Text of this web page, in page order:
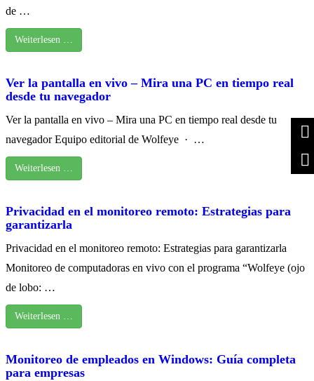
de …
Weiterlesen …
Ver la pantalla en vivo – Mira una PC en tiempo real
desde tu navegador
Ver la pantalla en vivo – Mira una PC en tiempo real desde tu
navegador Equipo editorial de Wolfeye · …
Weiterlesen …
Privacidad en el monitoreo remoto: Estrategias para
garantizarla
Privacidad en el monitoreo remoto: Estrategias para garantizarla
Monitoreo de computadoras en vivo con el programa “Wolfeye (ojo
de lobo: …
Weiterlesen …
Monitoreo de empleados en Windows: Guía completa
para empresas